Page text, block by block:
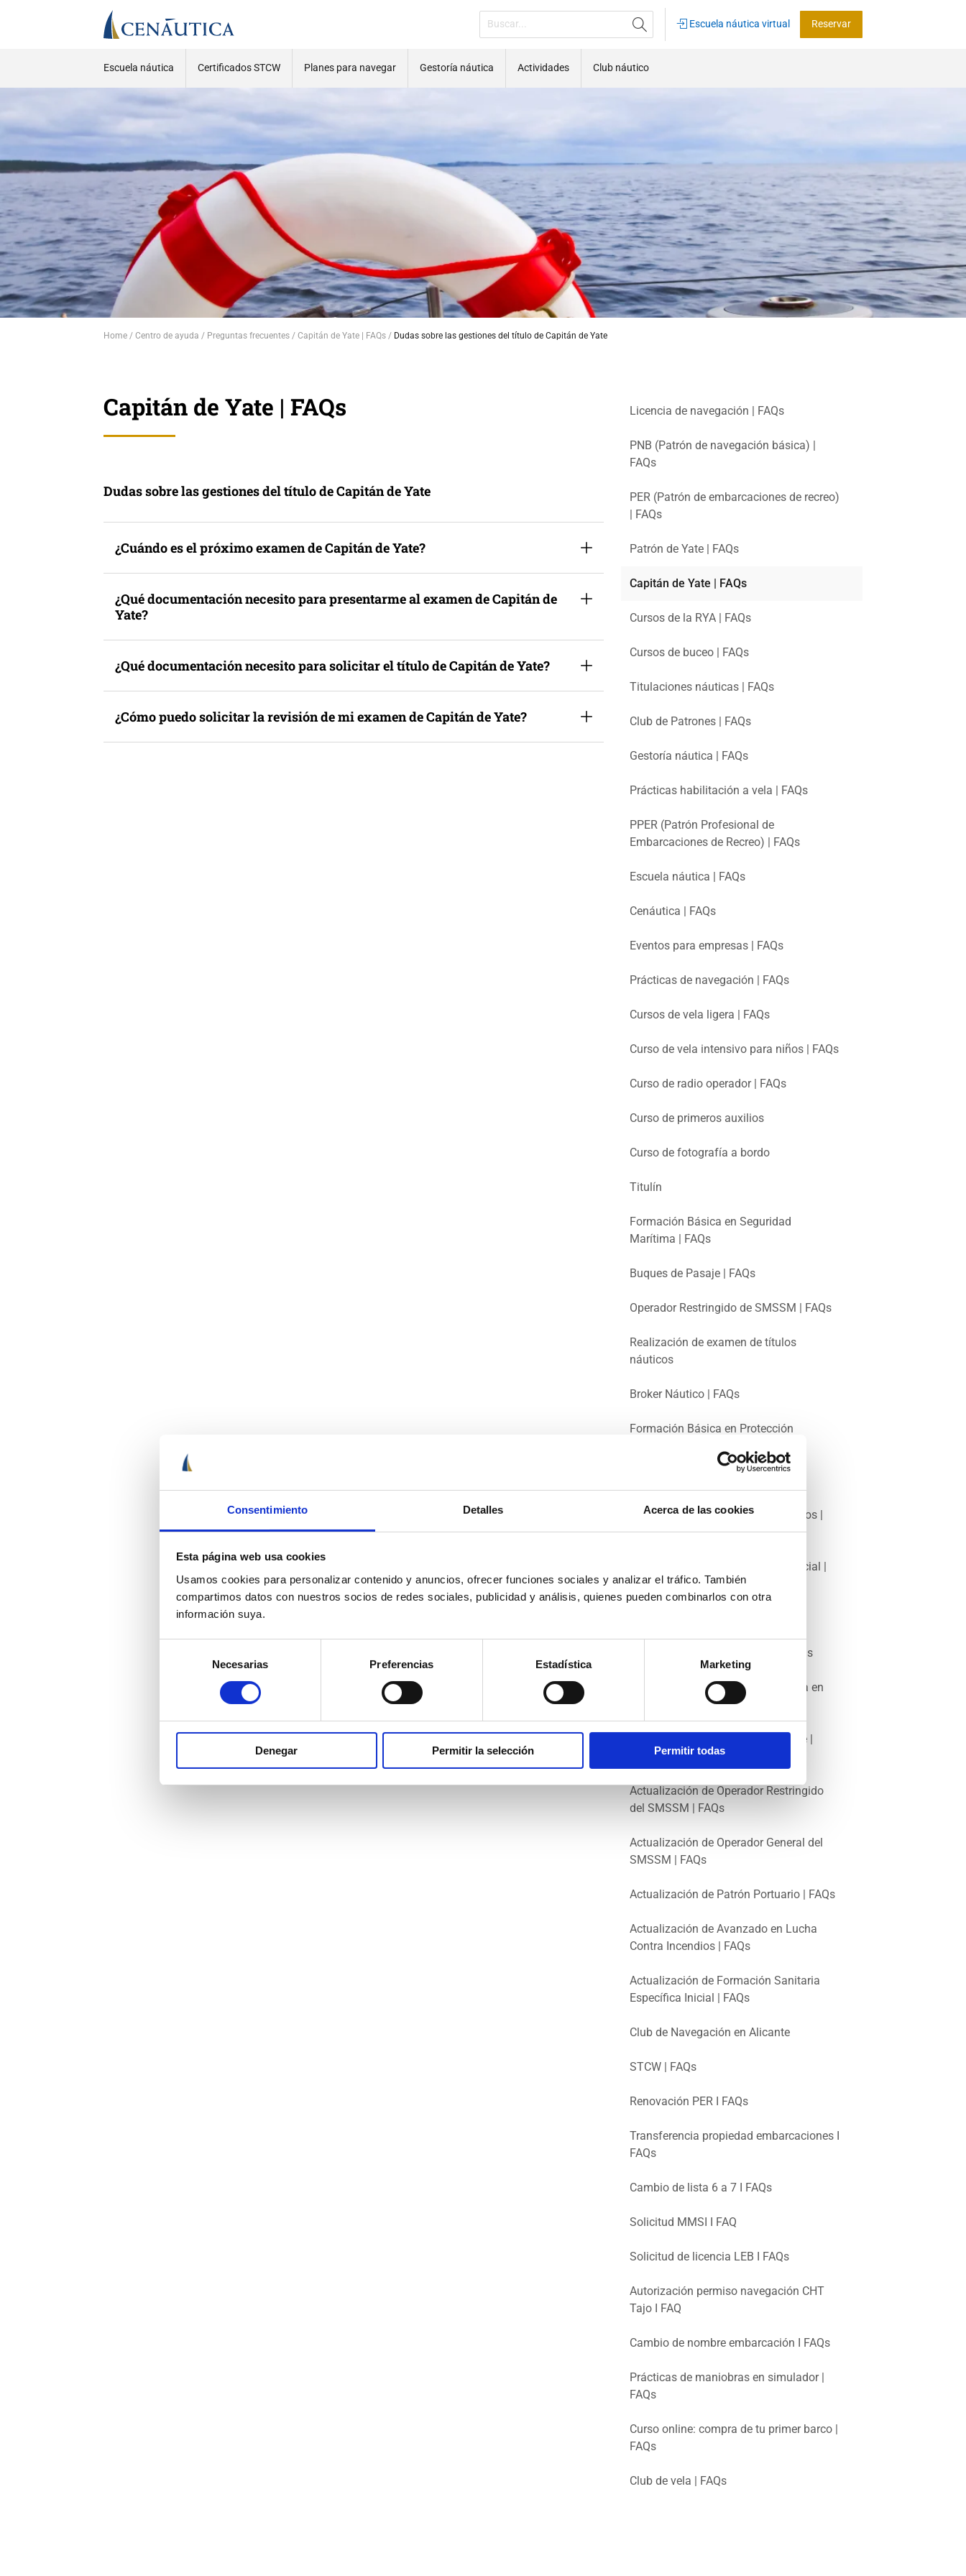
Consentimiento Detalles Acerca de las cookies
Esta página web usa cookies
Usamos cookies para personalizar contenido y anuncios, ofrecer funciones sociales y analizar el tráfico. También
compartimos datos con nuestros socios de redes sociales, publicidad y análisis, quienes pueden combinarlos con otra
información suya.
consentimiento
Necesarias Preferencias Estadística Marketing
Denegar Permitir la selección Permitir todas
Escuela náutica virtual Reservar
Escuela náutica Certificados STCW Planes para navegar Gestoría náutica Actividades Club náutico
Home Centro de ayuda Preguntas frecuentes Capitán de Yate | FAQs Dudas sobre las gestiones del título de Capitán de Yate
Capitán de Yate | FAQs
Dudas sobre las gestiones del título de Capitán de Yate
¿Cuándo es el próximo examen de Capitán de Yate?
¿Qué documentación necesito para presentarme al examen de Capitán de
Yate?
¿Qué documentación necesito para solicitar el título de Capitán de Yate?
¿Cómo puedo solicitar la revisión de mi examen de Capitán de Yate?
Licencia de navegación | FAQs
PNB (Patrón de navegación básica) |
FAQs
PER (Patrón de embarcaciones de recreo)
| FAQs
Patrón de Yate | FAQs
Capitán de Yate | FAQs
Cursos de la RYA | FAQs
Cursos de buceo | FAQs
Titulaciones náuticas | FAQs
Club de Patrones | FAQs
Gestoría náutica | FAQs
Prácticas habilitación a vela | FAQs
PPER (Patrón Profesional de
Embarcaciones de Recreo) | FAQs
Escuela náutica | FAQs
Cenáutica | FAQs
Eventos para empresas | FAQs
Prácticas de navegación | FAQs
Cursos de vela ligera | FAQs
Curso de vela intensivo para niños | FAQs
Curso de radio operador | FAQs
Curso de primeros auxilios
Curso de fotografía a bordo
Titulín
Formación Básica en Seguridad
Marítima | FAQs
Buques de Pasaje | FAQs
Operador Restringido de SMSSM | FAQs
Realización de examen de títulos
náuticos
Broker Náutico | FAQs
Formación Básica en Protección
Avanzado en Lucha contra Incendios |
FAQs
Formación Sanitaria Específica Inicial |
FAQs
Operador General de SMSSM | FAQs
Actualización de Formación Básica en
Seguridad Marítima | FAQs
Actualización de Buques de Pasaje |
FAQs
Actualización de Operador Restringido
del SMSSM | FAQs
Actualización de Operador General del
SMSSM | FAQs
Actualización de Patrón Portuario | FAQs
Actualización de Avanzado en Lucha
Contra Incendios | FAQs
Actualización de Formación Sanitaria
Específica Inicial | FAQs
Club de Navegación en Alicante
STCW | FAQs
Renovación PER I FAQs
Transferencia propiedad embarcaciones I
FAQs
Cambio de lista 6 a 7 I FAQs
Solicitud MMSI I FAQ
Solicitud de licencia LEB I FAQs
Autorización permiso navegación CHT
Tajo I FAQ
Cambio de nombre embarcación I FAQs
Prácticas de maniobras en simulador |
FAQs
Curso online: compra de tu primer barco |
FAQs
Club de vela | FAQs